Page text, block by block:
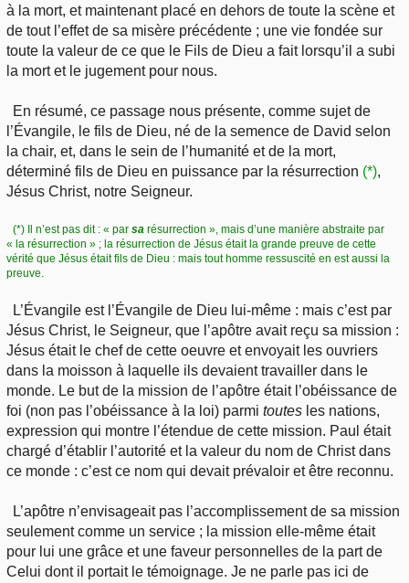
à la mort, et maintenant placé en dehors de toute la scène et
de tout l’effet de sa misère précédente ; une vie fondée sur
toute la valeur de ce que le Fils de Dieu a fait lorsqu’il a subi
la mort et le jugement pour nous.
En résumé, ce passage nous présente, comme sujet de
l’Évangile, le fils de Dieu, né de la semence de David selon
la chair, et, dans le sein de l’humanité et de la mort,
déterminé fils de Dieu en puissance par la résurrection (*),
Jésus Christ, notre Seigneur.
(*) Il n’est pas dit : « parsa résurrection », mais d’une manière abstraite par
« la résurrection » ; la résurrection de Jésus était la grande preuve de cette
vérité que Jésus était fils de Dieu : mais tout homme ressuscité en est aussi la
preuve.
L’Évangile est l’Évangile de Dieu lui-même : mais c’est par
Jésus Christ, le Seigneur, que l’apôtre avait reçu sa mission :
Jésus était le chef de cette oeuvre et envoyait les ouvriers
dans la moisson à laquelle ils devaient travailler dans le
monde. Le but de la mission de l’apôtre était l’obéissance de
foi (non pas l’obéissance à la loi) parmi toutes les nations,
expression qui montre l’étendue de cette mission. Paul était
chargé d’établir l’autorité et la valeur du nom de Christ dans
ce monde : c’est ce nom qui devait prévaloir et être reconnu.
L’apôtre n’envisageait pas l’accomplissement de sa mission
seulement comme un service ; la mission elle-même était
pour lui une grâce et une faveur personnelles de la part de
Celui dont il portait le témoignage. Je ne parle pas ici de